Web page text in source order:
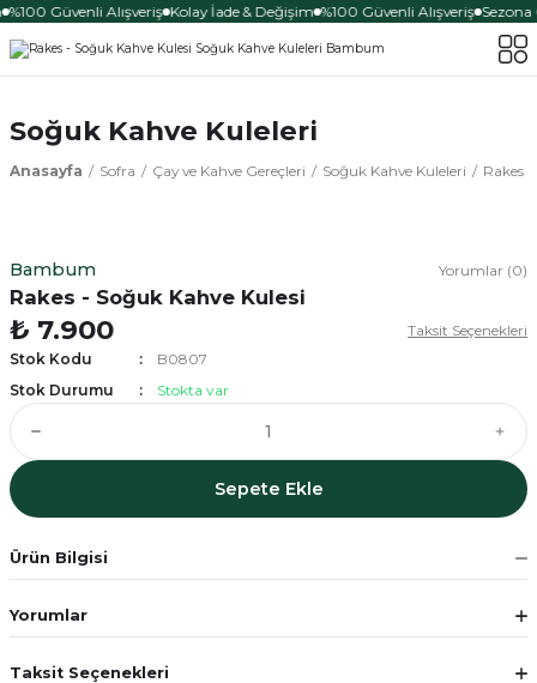
%100 Güvenli Alışveriş Kolay İade & Değişim %100 Güvenli Alışveriş Sezona
Soğuk Kahve Kuleleri
Anasayfa Sofra Çay ve Kahve Gereçleri Soğuk Kahve Kuleleri Rakes
Bambum Yorumlar (0)
Rakes - Soğuk Kahve Kulesi
₺ 7.900
Taksit Seçenekleri
Stok Kodu
B0807
Stok Durumu
Stokta var
Sepete Ekle
Ürün Bilgisi
Yorumlar
Taksit Seçenekleri